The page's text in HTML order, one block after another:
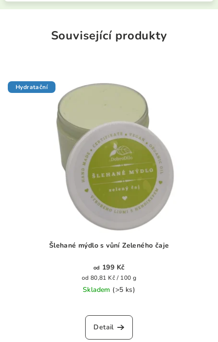
Související produkty
Hydratační
Šlehané mýdlo s vůní Zeleného čaje
od 199 Kč
Měrná
cena:
od 80,81 Kč / 100 g
Skladem (>5 ks)
hodnocení
produktu
Detail